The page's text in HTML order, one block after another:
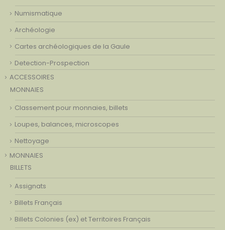
Numismatique
Archéologie
Cartes archéologiques de la Gaule
Detection-Prospection
ACCESSOIRES
MONNAIES
Classement pour monnaies, billets
Loupes, balances, microscopes
Nettoyage
MONNAIES
BILLETS
Assignats
Billets Français
Billets Colonies (ex) et Territoires Français